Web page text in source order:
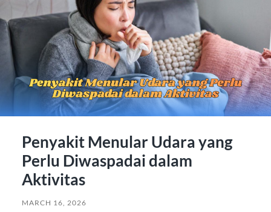
Penyakit Menular Udara yang
Perlu Diwaspadai dalam
Aktivitas
MARCH 16, 2026